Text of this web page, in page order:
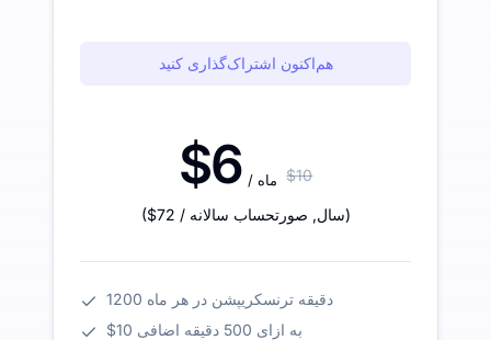
هم‌اکنون اشتراک‌گذاری کنید
$6 / ماه $10
($72 / سال, صورتحساب سالانه )
1200 دقیقه ترنسکریپشن در هر ماه
$10 به ازای 500 دقیقه اضافی